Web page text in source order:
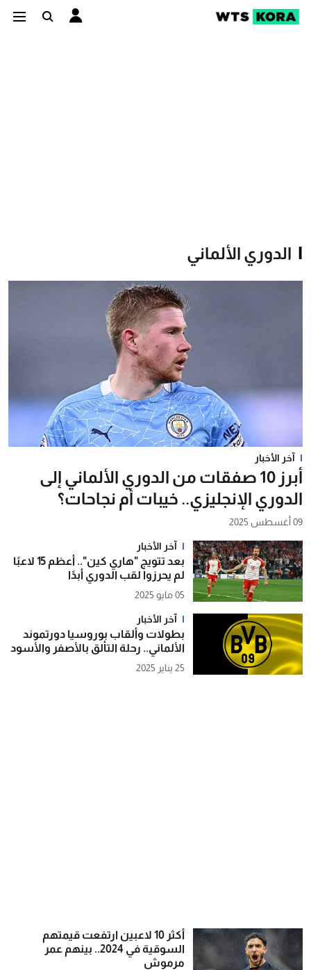
الدوري الألماني
آخر الأخبار
أبرز 10 صفقات من الدوري الألماني إلى
الدوري الإنجليزي.. خيبات أم نجاحات؟
09 أغسطس 2025
آخر الأخبار
بعد تتويج "هاري كين".. أعظم 15 لاعبًا
لم يحرزوا لقب الدوري أبدًا
05 مايو 2025
آخر الأخبار
بطولات وألقاب بوروسيا دورتموند
الألماني.. رحلة التألق بالأصفر والأسود
25 يناير 2025
أكثر 10 لاعبين ارتفعت قيمتهم
السوقية في 2024.. بينهم عمر
مرموش